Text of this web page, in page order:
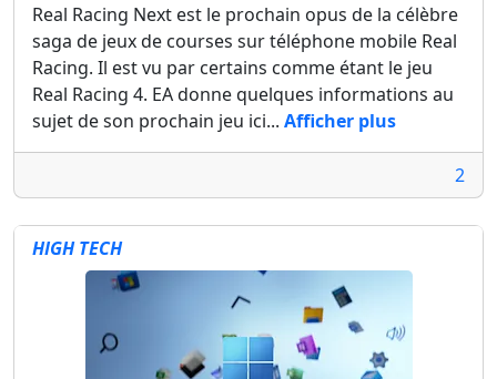
Real Racing Next est le prochain opus de la célèbre
saga de jeux de courses sur téléphone mobile Real
Racing. Il est vu par certains comme étant le jeu
Real Racing 4. EA donne quelques informations au
sujet de son prochain jeu ici... Afficher plus
2
HIGH TECH